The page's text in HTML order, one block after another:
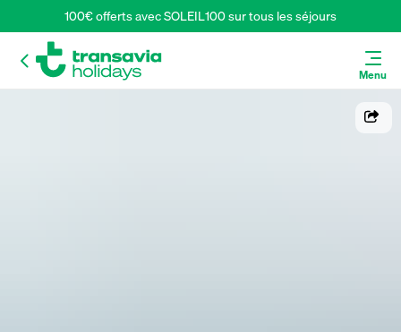
100€ offerts avec SOLEIL100 sur tous les séjours
Menu